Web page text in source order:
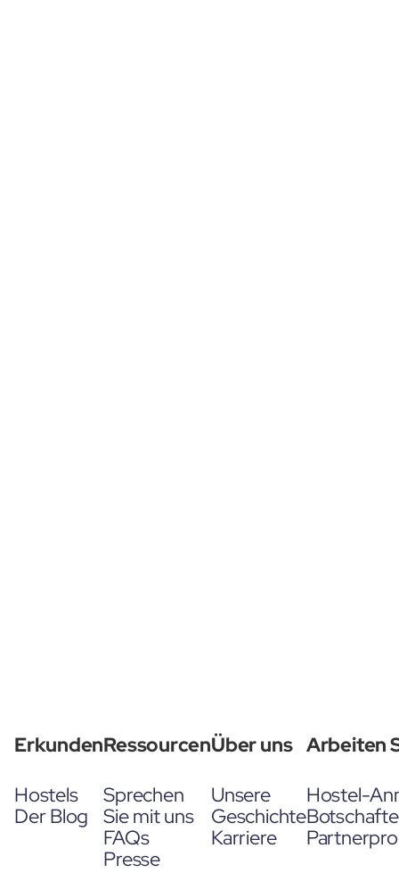
Erkunden
Hostels
Der Blog
Ressourcen
Sprechen
Sie mit uns
FAQs
Presse
Über uns
Unsere
Geschichte
Karriere
Arbeiten
Hostel-